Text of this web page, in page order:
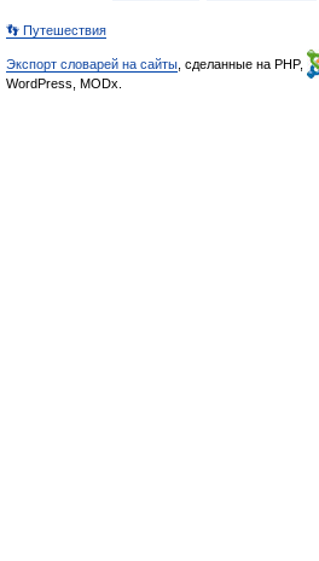
👣 Путешествия
Экспорт словарей на сайты , сделанные на PHP,
WordPress, MODx.